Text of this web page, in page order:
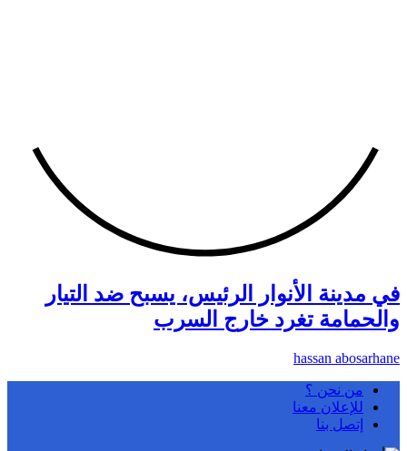
في مدينة الأنوار الرئيس، يسبح ضد التيار
والحمامة تغرد خارج السرب
hassan abosarhane
من نحن ؟
للإعلان معنا
إتصل بنا